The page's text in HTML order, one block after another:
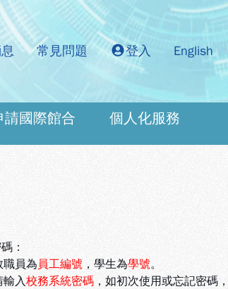
常見問題 登入 English
請國際館合 個人化服務
：
員為員工編號 ，學生為學號。
入校務系統密碼 ，如初次使用或忘記密碼，